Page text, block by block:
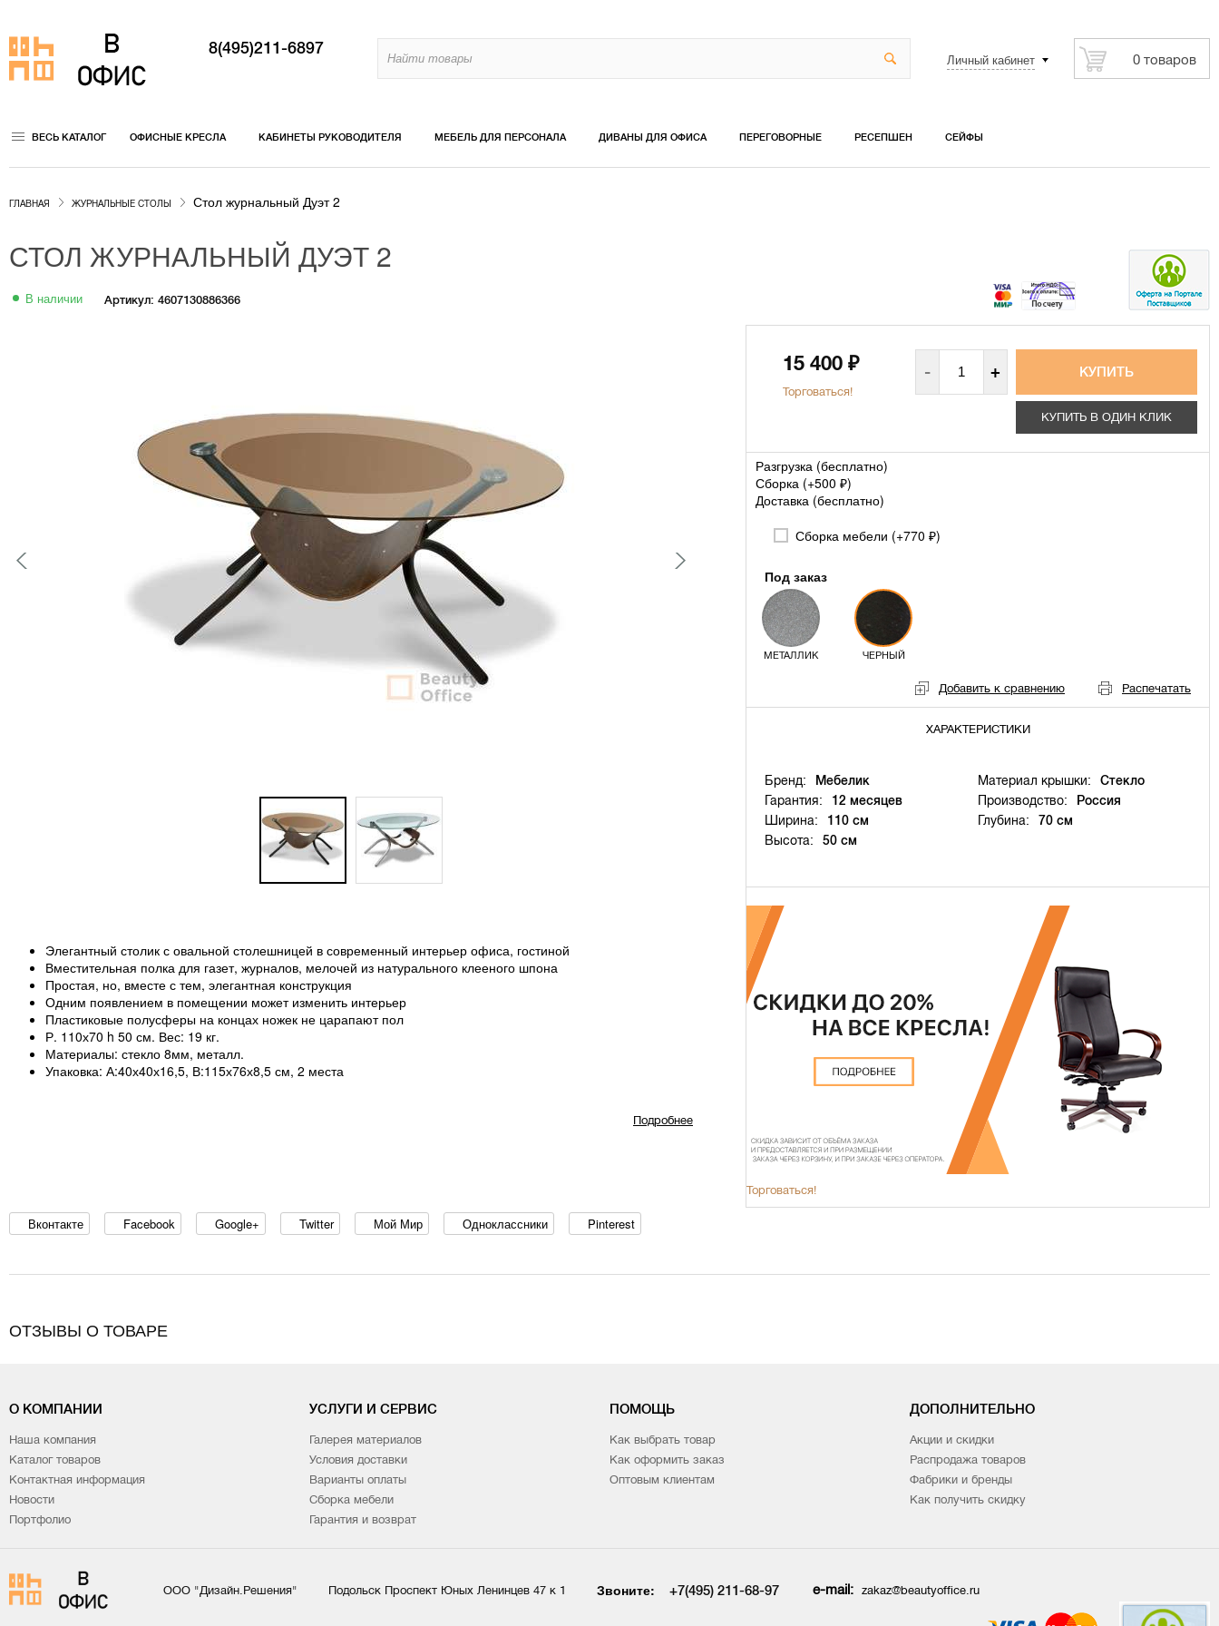
8(495)211-6897
Личный кабинет 0 товаров
ВЕСЬ КАТАЛОГ ОФИСНЫЕ КРЕСЛА КАБИНЕТЫ РУКОВОДИТЕЛЯ МЕБЕЛЬ ДЛЯ ПЕРСОНАЛА ДИВАНЫ ДЛЯ ОФИСА ПЕРЕГОВОРНЫЕ РЕСЕПШЕН СЕЙФЫ
ГЛАВНАЯ ЖУРНАЛЬНЫЕ СТОЛЫ Стол журнальный Дуэт 2
СТОЛ ЖУРНАЛЬНЫЙ ДУЭТ 2
В наличии Артикул: 4607130886366
15 400 ₽
Торговаться!
- +
КУПИТЬ В ОДИН КЛИК
Разгрузка (бесплатно)
Сборка (+500 ₽)
Доставка (бесплатно)
Сборка мебели (+770 ₽)
Под заказ
МЕТАЛЛИК ЧЕРНЫЙ
Добавить к сравнению Распечатать
ХАРАКТЕРИСТИКИ
Бренд: Мебелик Материал крышки:
Стекло
Гарантия:
12 месяцев Производство:
Россия
Ширина:
110 см Глубина:
70 см
Высота:
50 см
Торговаться!
Элегантный столик с овальной столешницей в современный интерьер офиса, гостиной
Вместительная полка для газет, журналов, мелочей из натурального клееного шпона
Простая, но, вместе с тем, элегантная конструкция
Одним появлением в помещении может изменить интерьер
Пластиковые полусферы на концах ножек не царапают пол
Р. 110х70 h 50 см. Вес: 19 кг.
Материалы: стекло 8мм, металл.
Упаковка: А:40х40х16,5, В:115х76х8,5 см, 2 места
Подробнее
Вконтакте Facebook Google+ Twitter Мой Мир Одноклассники Pinterest
ОТЗЫВЫ О ТОВАРЕ
О КОМПАНИИ
Наша компания
Каталог товаров
Контактная информация
Новости
Портфолио
УСЛУГИ И СЕРВИС
Галерея материалов
Условия доставки
Варианты оплаты
Сборка мебели
Гарантия и возврат
ПОМОЩЬ
Как выбрать товар
Как оформить заказ
Оптовым клиентам
ДОПОЛНИТЕЛЬНО
Акции и скидки
Распродажа товаров
Фабрики и бренды
Как получить скидку
ООО "Дизайн.Решения" Подольск Проспект Юных Ленинцев 47 к 1 Звоните: +7(495) 211-68-97 e-mail: zakaz@beautyoffice.ru